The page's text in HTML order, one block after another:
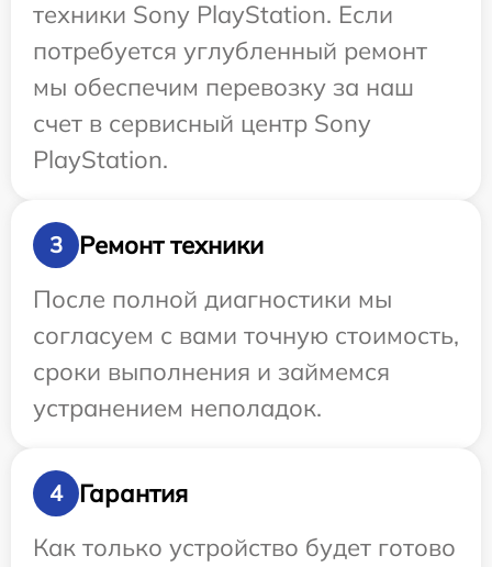
техники Sony PlayStation. Если
потребуется углубленный ремонт
мы обеспечим перевозку за наш
счет в сервисный центр Sony
PlayStation.
3
Ремонт техники
После полной диагностики мы
согласуем с вами точную стоимость,
сроки выполнения и займемся
устранением неполадок.
4
Гарантия
Как только устройство будет готово